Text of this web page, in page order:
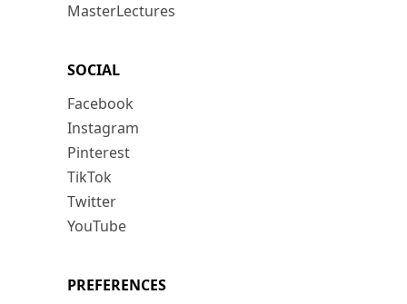
MasterLectures
SOCIAL
Facebook
Instagram
Pinterest
TikTok
Twitter
YouTube
PREFERENCES